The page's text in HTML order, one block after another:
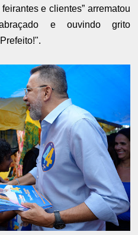
e clientes” arrematou
e ouvindo grito